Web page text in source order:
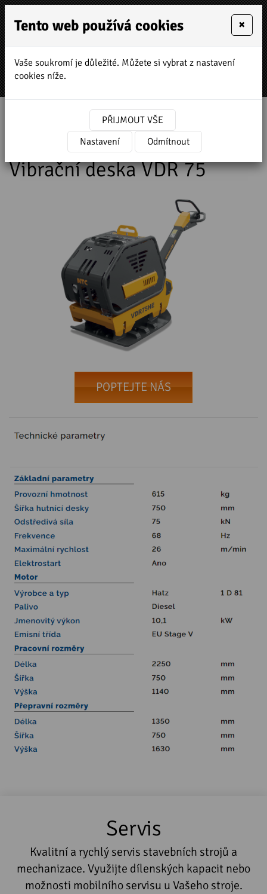
MENU
»
Prodej a servis stavebních strojů
NTC stavební technika » Vibrační desky
Řada Queen Vibrační deska VDR 75
Vibrační deska VDR 75
POPTEJTE NÁS
Servis
Kvalitní a rychlý servis stavebních strojů a
mechanizace. Využijte dílenských kapacit nebo
možnosti mobilního servisu u Vašeho stroje.
Tento web používá cookies ×
Vaše soukromí je důležité. Můžete si vybrat z nastavení
cookies níže.
PŘIJMOUT VŠE
Nastavení
Odmítnout